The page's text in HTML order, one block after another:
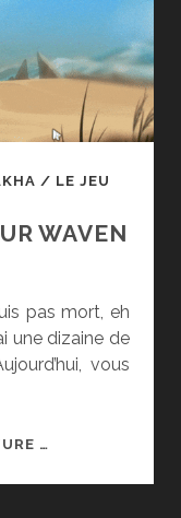
COOP.
/ LE JEU
WAVEN
pas mort, eh
une dizaine de
vous
…